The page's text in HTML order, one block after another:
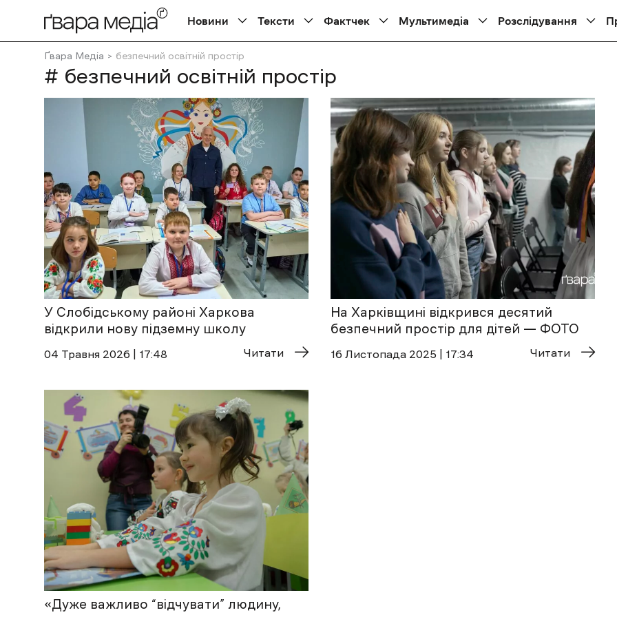
Новини Тексти Фактчек Мультимедіа Розслідування
Ґвара Медіа безпечний освітній простір
# безпечний освітній простір
У Слобідському районі Харкова
відкрили нову підземну школу
04 Травня 2026 | 17:48 Читати
На Харківщині відкрився десятий
безпечний простір для дітей — ФОТО
16 Листопада 2025 | 17:34 Читати
«Дуже важливо “відчувати” людину,